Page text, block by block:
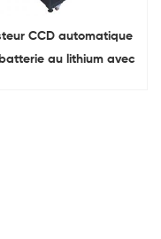
CCD automatique
au lithium avec